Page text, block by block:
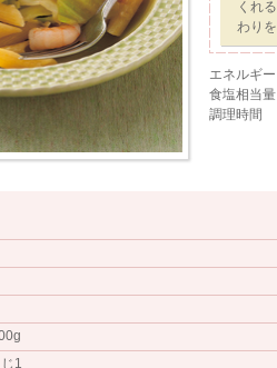
くれ
わり
エネルギー
食塩相当量
調理時間
1